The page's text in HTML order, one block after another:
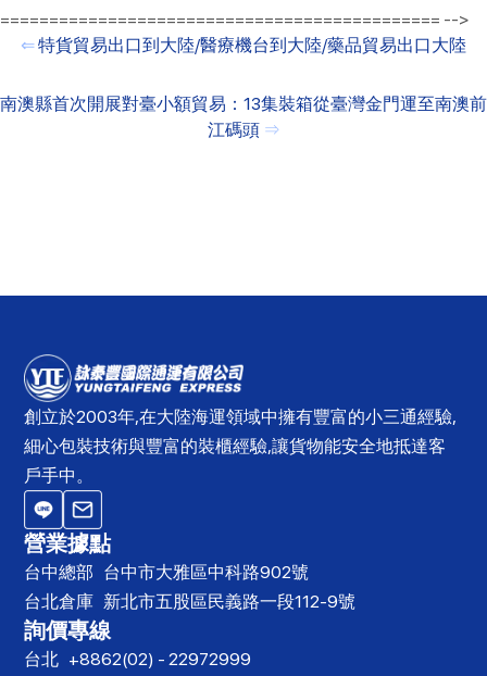
============================================= -->
⇐特貨貿易出口到大陸/醫療機台到大陸/藥品貿易出口大陸
南澳縣首次開展對臺小額貿易：13集裝箱從臺灣金門運至南澳前
江碼頭⇒
創立於2003年,在大陸海運領域中擁有豐富的小三通經驗,
細心包裝技術與豐富的裝櫃經驗,讓貨物能安全地抵達客
戶手中。
營業據點
台中總部 台中市大雅區中科路902號
台北倉庫 新北市五股區民義路一段112-9號
詢價專線
台北 +8862(02) - 22972999